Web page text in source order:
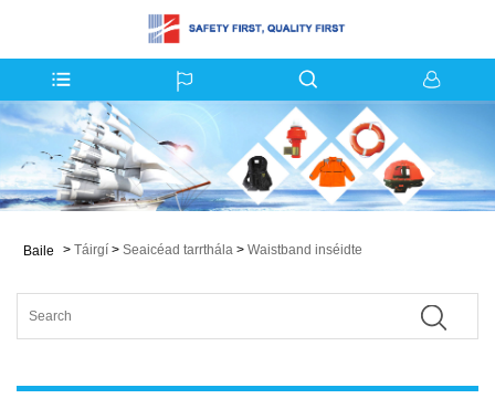
Baile > Táirgí > Seaicéad tarrthála > Waistband inséidte